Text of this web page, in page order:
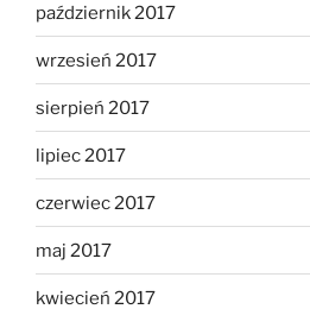
październik 2017
wrzesień 2017
sierpień 2017
lipiec 2017
czerwiec 2017
maj 2017
kwiecień 2017